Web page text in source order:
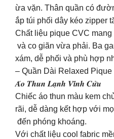
ừa vặn. Thân quần có
ắp túi phối dây kéo zipper
Chất liệu pique CVC
và co giãn vừa phải. Ba
xám, dễ phối và phù hợp
– Quần Dài Relaxed
𝑨́𝒐 𝑻𝒉𝒖𝒏 𝑳𝒂̣𝒏𝒉 𝑽𝒊̃𝒏𝒉 𝑪𝒖̛̉𝒖
Chiếc áo thun màu kem
rãi, dễ dàng kết hợp với
đến phóng khoáng.
Với chất liệu cool fabric